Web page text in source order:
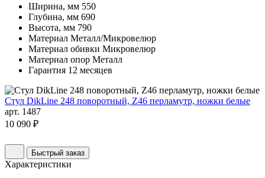
Ширина, мм 550
Глубина, мм 690
Высота, мм 790
Материал Металл/Микровелюр
Материал обивки Микровелюр
Материал опор Металл
Гарантия 12 месяцев
Стул DikLine 248 поворотный, Z46 перламутр, ножки белые
арт. 1487
10 090 ₽
Быстрый заказ
Характеристики